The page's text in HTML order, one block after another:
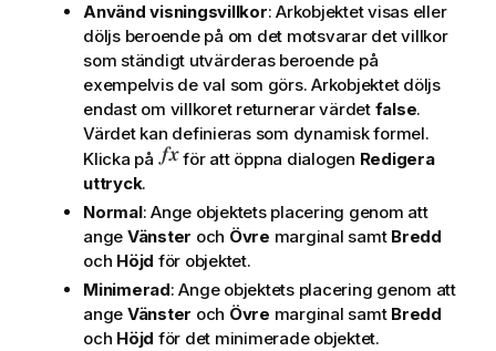
Använd visningsvillkor: Arkobjektet visas eller
döljs beroende på om det motsvarar det villkor
som ständigt utvärderas beroende på
exempelvis de val som görs. Arkobjektet döljs
endast om villkoret returnerar värdet false.
Värdet kan definieras som dynamisk formel.
Klicka på
för att öppna dialogen Redigera
uttryck.
Normal: Ange objektets placering genom att
ange Vänster och Övre marginal samt Bredd
och Höjd för objektet.
Minimerad: Ange objektets placering genom att
ange Vänster och Övre marginal samt Bredd
och Höjd för det minimerade objektet.